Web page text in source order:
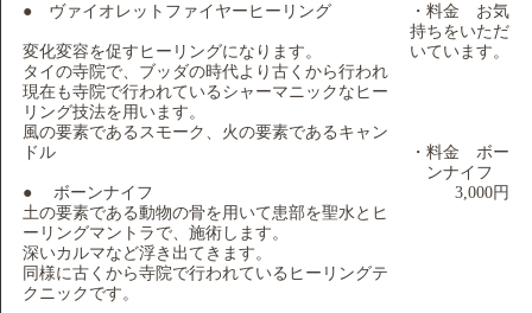
● ヴァイオレットファイヤーヒーリング
変化変容を促すヒーリングになります。
タイの寺院で、ブッダの時代より古くから行われ
現在も寺院で行われているシャーマニックなヒー
リング技法を用います。
風の要素であるスモーク、火の要素であるキャン
ドル
● ボーンナイフ
土の要素である動物の骨を用いて患部を聖水とヒ
ーリングマントラで、施術します。
深いカルマなど浮き出てきます。
同様に古くから寺院で行われているヒーリングテ
クニックです。
・料金 お気
持ちをいただ
いています。
・料金 ボー
ンナイフ
3,000円